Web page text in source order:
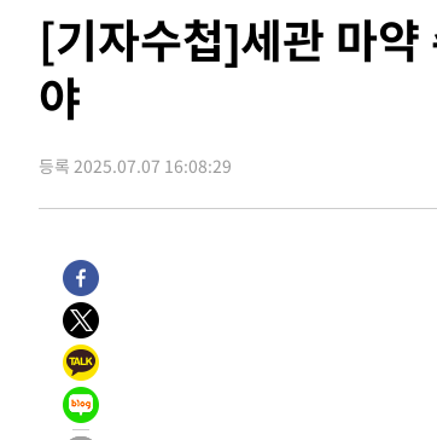
임 3년 인터뷰
1시간 전 >[속보] "이란-오만, 호르무즈 해협 통행 항로
-31694초 전 >[속보]산업장관 "李정부, 원전 반대 안해…
-30391초 전 >
색-29778초 전 >
-29571초 전 > [속보]코스피 매도사이드카 발동…4%대
-24971초 전 >
[속보]코스닥, 2.15포인트(0.27%) 내린
-24954초 전 >
-21401초 전 >
-21352초 전 >
-18714초 전 >
미 워싱턴주 스포캔 시의 통제불능 3개
-10887초 전 >
[속보] 호르무즈 해협 이란-오만 협상 기대
[기자수첩]세관 마
야
등록 2025.07.07 16:08:29